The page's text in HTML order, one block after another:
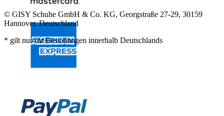
© GISY Schuhe GmbH & Co. KG, Georgstraße 27-29, 30159
Hannover, Deutschland
* gilt nur für Bestellungen innerhalb Deutschlands